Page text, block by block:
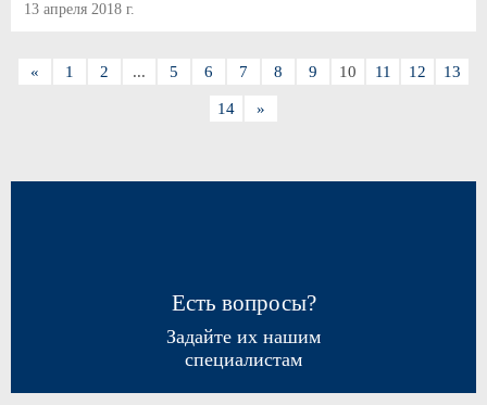
13 апреля 2018 г.
« 1 2 ... 5 6 7 8 9 10 11 12 13
14 »
Есть вопросы?
Задайте их нашим
специалистам